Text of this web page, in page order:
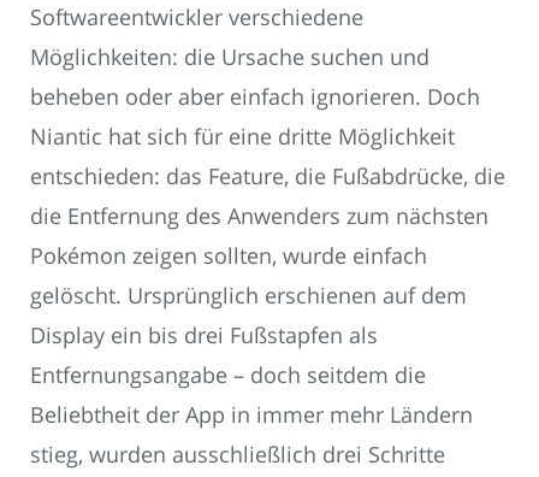
Softwareentwickler verschiedene
Möglichkeiten: die Ursache suchen und
beheben oder aber einfach ignorieren. Doch
Niantic hat sich für eine dritte Möglichkeit
entschieden: das Feature, die Fußabdrücke, die
die Entfernung des Anwenders zum nächsten
Pokémon zeigen sollten, wurde einfach
gelöscht. Ursprünglich erschienen auf dem
Display ein bis drei Fußstapfen als
Entfernungsangabe – doch seitdem die
Beliebtheit der App in immer mehr Ländern
stieg, wurden ausschließlich drei Schritte